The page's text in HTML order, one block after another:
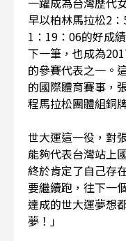
早以柏林馬拉松2
1：19：06的好成
下一筆，也成為
的參賽代表之一。
的國際體育賽事，
程馬拉松團體組銅
世大運這一役，對
能夠代表台灣站上
終於肯定了自己存
要繼續跑，往下一
達成的世大運夢想
夢！」